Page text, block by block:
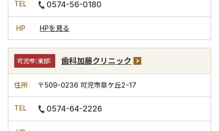
0574-56-0180
HPを見る
可児市（東部） 歯科加藤クリニック
〒509-0236 可児市皐ケ丘2-17
0574-64-2226